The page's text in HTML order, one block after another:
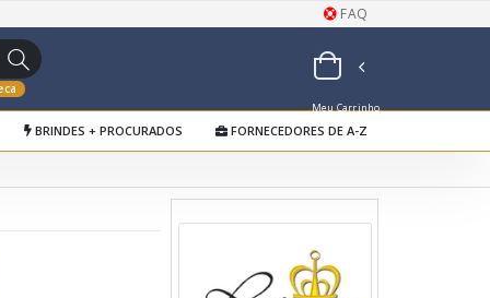
FAQ
Meu Carrinho
de Orçamentos
BRINDES + PROCURADOS FORNECEDORES DE A-Z